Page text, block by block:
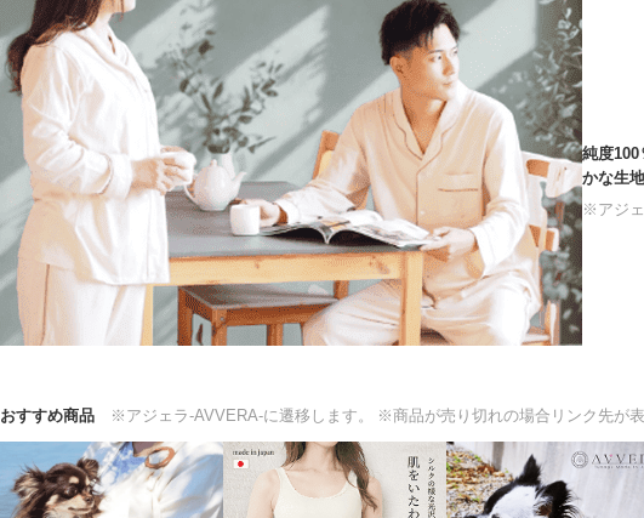
純度100
かな生
※アジ
おすすめ商品 ※アジェラ-AVVERA-に遷移します。 ※商品が売り切れの場合リンク先が